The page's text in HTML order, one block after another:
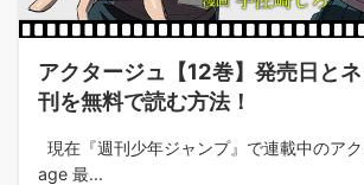
アクタージュ【12巻】発売日と
刊を無料で読む方法！
現在『週刊少年ジャンプ』で連載中のア
age 最...